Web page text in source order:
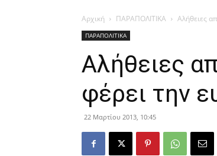
Αρχική ΠΑΡΑΠΟΛΙΤΙΚΑ Αλήθειες
ΠΑΡΑΠΟΛΙΤΙΚΑ
Αλήθειες
φέρει την
22 Μαρτίου 2013, 10:45